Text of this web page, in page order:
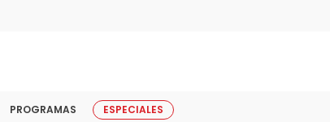
PROGRAMAS ESPECIALES